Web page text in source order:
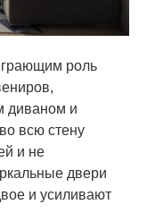
роль
диваном и
всю стену
и не
двери
и усиливают